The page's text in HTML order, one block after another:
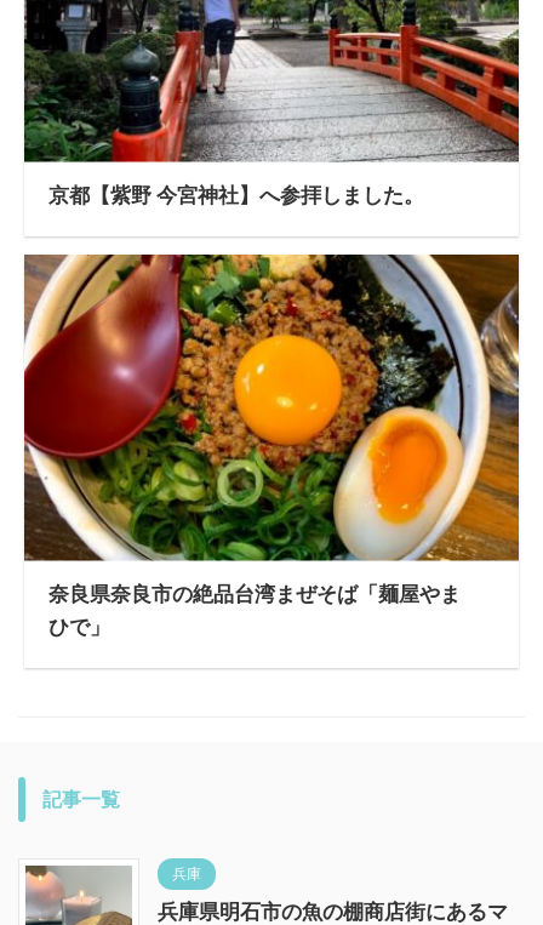
京都【紫野 今宮神社】へ参拝しました。
奈良県奈良市の絶品台湾まぜそば「麺屋やま
ひで」
記事一覧
兵庫
兵庫県明石市の魚の棚商店街にあるマ